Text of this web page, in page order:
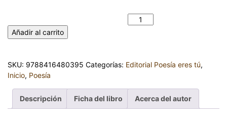
Añadir al carrito
SKU: 9788416480395 Categorías: Editorial Poesía eres tú,
Inicio, Poesía
Descripción Ficha del libro Acerca del autor